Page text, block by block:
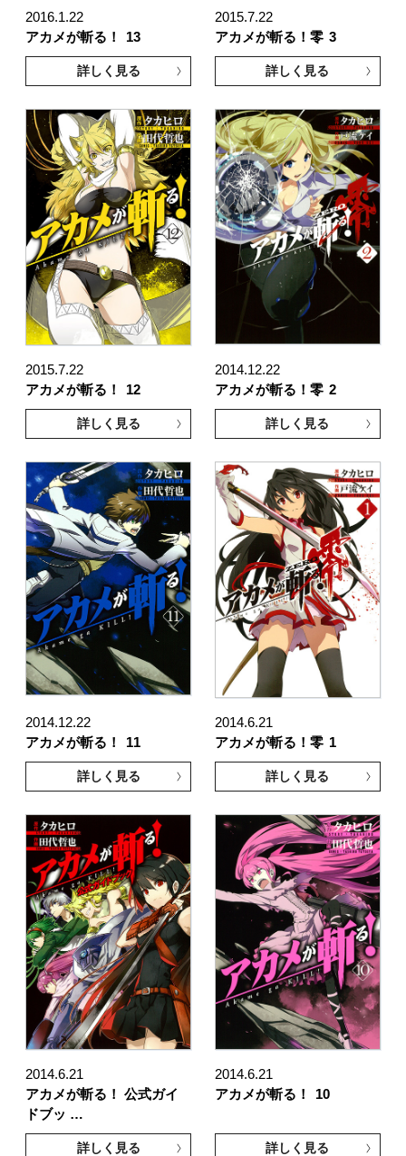
2016.1.22
アカメが斬る！
13
詳しく見る
2015.7.22
アカメが斬る！零 3
詳しく見る
2015.7.22
アカメが斬る！
12
詳しく見る
2014.12.22
アカメが斬る！零 2
詳しく見る
2014.12.22
アカメが斬る！
11
詳しく見る
2014.6.21
アカメが斬る！零 1
詳しく見る
2014.6.21
アカメが斬る！ 公式ガイ
ドブッ …
詳しく見る
2014.6.21
アカメが斬る！
10
詳しく見る